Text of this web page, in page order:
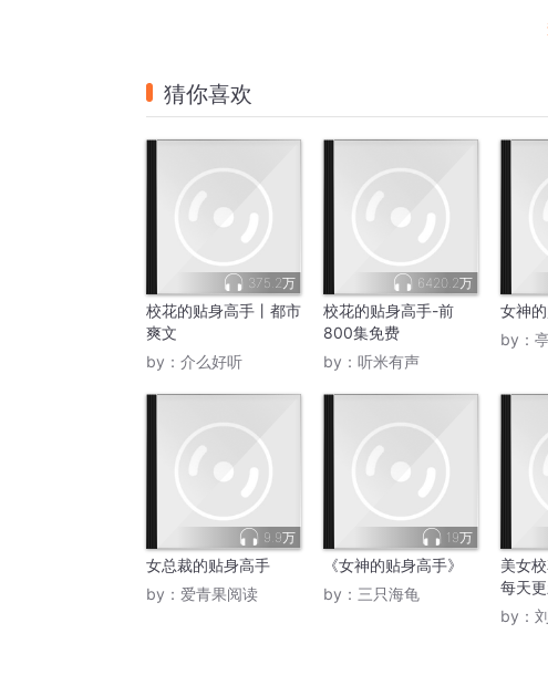
猜你喜欢
375.2万
校花的贴身高手丨都市
爽文
by： 介么好听
6420.2万
校花的贴身高手-前
800集免费
by： 听米有声
女神
by：
9.9万
女总裁的贴身高手
by： 爱青果阅读
19万
《女神的贴身高手》
by： 三只海龟
美女
每天
by：